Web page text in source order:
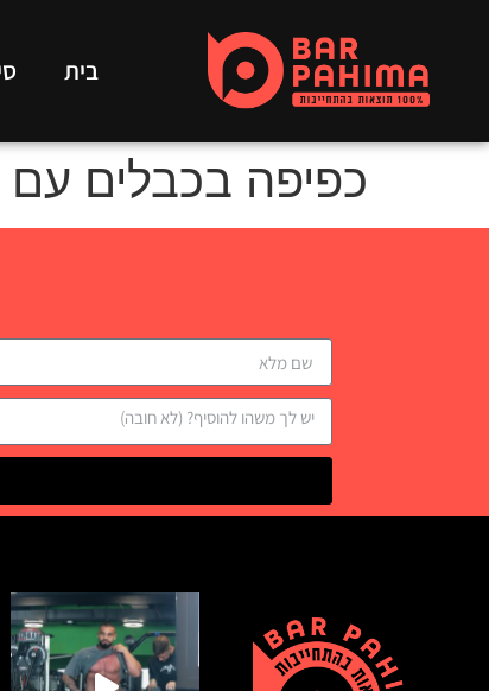
בית
כפיפה בכבלים עם